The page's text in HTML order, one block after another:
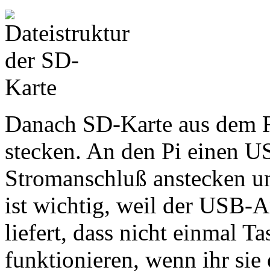
Danach SD-Karte aus dem
stecken. An den Pi einen
Stromanschluß anstecken
ist wichtig, weil der USB-
liefert, dass nicht einmal
funktionieren, wenn ihr sie